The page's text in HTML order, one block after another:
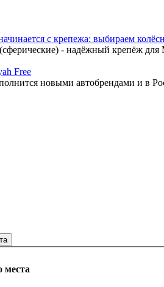
с крепежа: выбираем
- надёжный крепёж для
Free
новыми автобрендами
места